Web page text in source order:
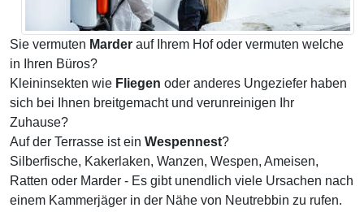
Sie vermuten Marder auf Ihrem Hof oder vermuten welche
in Ihren Büros?
Kleininsekten wie Fliegen oder anderes Ungeziefer haben
sich bei Ihnen breitgemacht und verunreinigen Ihr
Zuhause?
Auf der Terrasse ist ein Wespennest?
Silberfische, Kakerlaken, Wanzen, Wespen, Ameisen,
Ratten oder Marder - Es gibt unendlich viele Ursachen nach
einem Kammerjäger in der Nähe von Neutrebbin zu rufen.